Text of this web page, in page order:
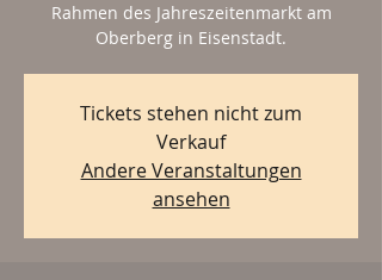
Rahmen des Jahreszeitenmarkt am
Oberberg in Eisenstadt.
Tickets stehen nicht zum
Verkauf
Andere Veranstaltungen
ansehen